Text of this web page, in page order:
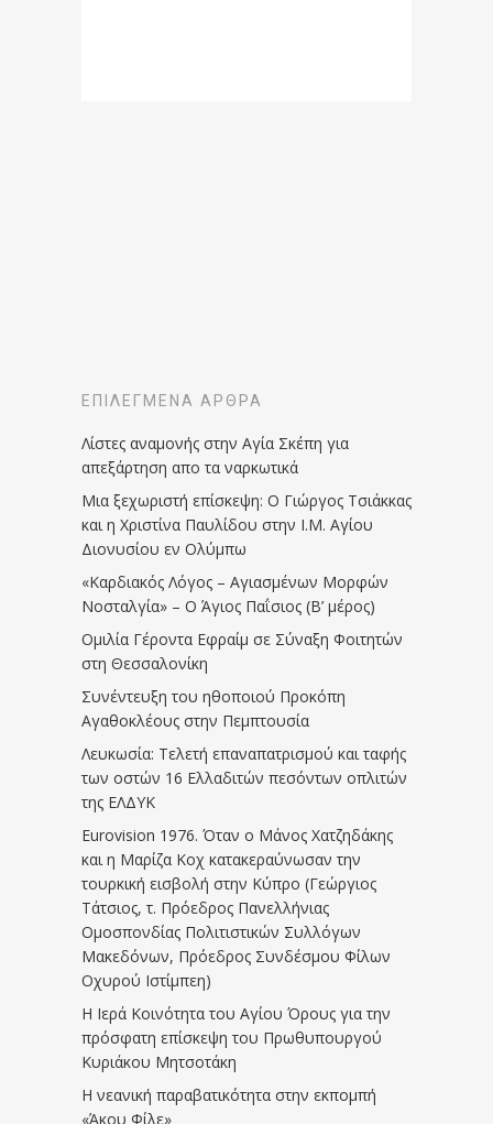
ΕΠΙΛΕΓΜΈΝΑ ΆΡΘΡΑ
Λίστες αναμονής στην Αγία Σκέπη για
απεξάρτηση απο τα ναρκωτικά
Μια ξεχωριστή επίσκεψη: Ο Γιώργος Τσιάκκας
και η Χριστίνα Παυλίδου στην Ι.Μ. Αγίου
Διονυσίου εν Ολύμπω
«Καρδιακός Λόγος – Αγιασμένων Μορφών
Νοσταλγία» – Ο Άγιος Παΐσιος (Β’ μέρος)
Ομιλία Γέροντα Εφραίμ σε Σύναξη Φοιτητών
στη Θεσσαλονίκη
Συνέντευξη του ηθοποιού Προκόπη
Αγαθοκλέους στην Πεμπτουσία
Λευκωσία: Τελετή επαναπατρισμού και ταφής
των οστών 16 Ελλαδιτών πεσόντων οπλιτών
της ΕΛΔΥΚ
Eurovision 1976. Όταν ο Μάνος Χατζηδάκης
και η Μαρίζα Κοχ κατακεραύνωσαν την
τουρκική εισβολή στην Κύπρο (Γεώργιος
Τάτσιος, τ. Πρόεδρος Πανελλήνιας
Ομοσπονδίας Πολιτιστικών Συλλόγων
Μακεδόνων, Πρόεδρος Συνδέσμου Φίλων
Οχυρού Ιστίμπεη)
Η Ιερά Κοινότητα του Αγίου Όρους για την
πρόσφατη επίσκεψη του Πρωθυπουργού
Κυριάκου Μητσοτάκη
Η νεανική παραβατικότητα στην εκπομπή
«Άκου Φίλε»